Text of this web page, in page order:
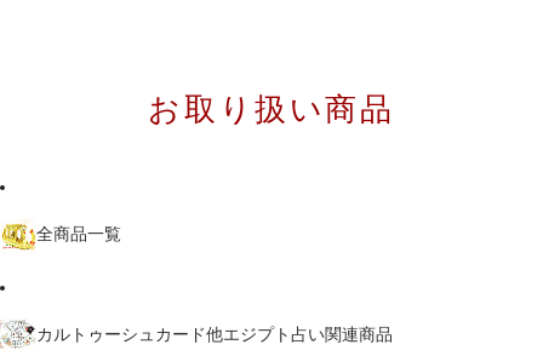
お取り扱い商品
全商品一覧
カルトゥーシュカード他エジプト占い関連商品